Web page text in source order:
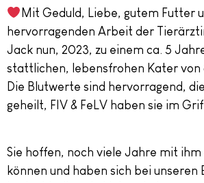
Mit Geduld, Liebe, gutem Futter
hervorragenden Arbeit der
Jack nun, 2023, zu einem ca. 5
stattlichen, lebensfrohen Kater von
Die Blutwerte sind hervorragend,
geheilt, FIV & FeLV haben sie im
Sie hoffen, noch viele Jahre mit ihm
können und haben sich bei unseren